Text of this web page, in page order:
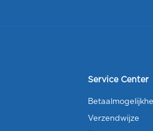
Service Center
Verzendwijze